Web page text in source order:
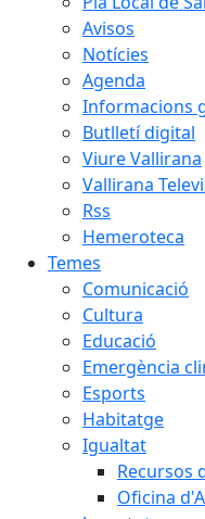
Avisos
Notícies
Agenda
Informacions
Butlletí digital
Viure Vallirana
Vallirana
Rss
Hemeroteca
Temes
Comunicació
Cultura
Educació
Emergència
Esports
Habitatge
Igualtat
Recursos
Oficina